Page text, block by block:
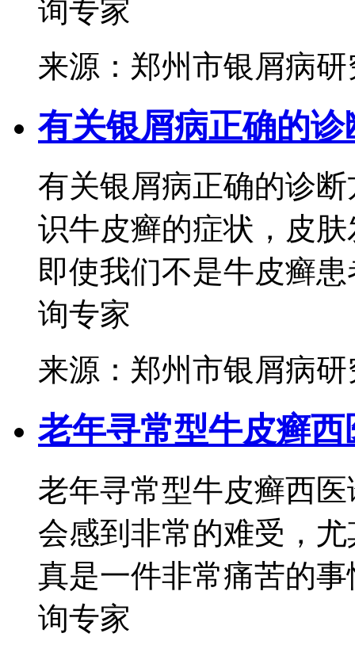
询专家
来源：郑州市银屑病
有关银屑病正确的
有关银屑病正确的诊
识牛皮癣的症状，皮
即使我们不是牛皮癣
询专家
来源：郑州市银屑病
老年寻常型牛皮癣西
老年寻常型牛皮癣西
会感到非常的难受，
真是一件非常痛苦的
询专家